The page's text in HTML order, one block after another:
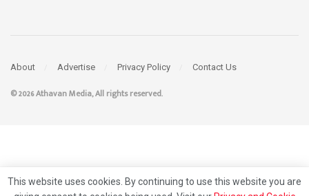
About Advertise Privacy Policy Contact Us
© 2026 Athavan Media, All rights reserved.
This website uses cookies. By continuing to use this website you are